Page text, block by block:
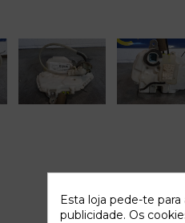
Esta loja pede-te
publicidade. Os